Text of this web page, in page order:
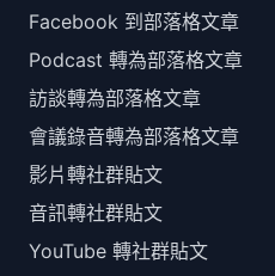
Facebook 到部落格文章
Podcast 轉為部落格文章
訪談轉為部落格文章
會議錄音轉為部落格文章
影片轉社群貼文
音訊轉社群貼文
YouTube 轉社群貼文